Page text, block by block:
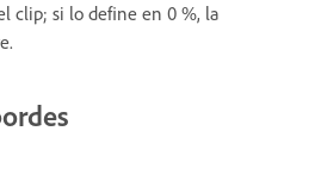
clip; si lo define en 0 %, la